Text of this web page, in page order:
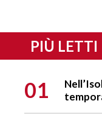
PIÙ LETTI
01